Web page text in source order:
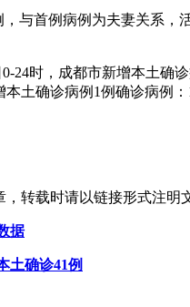
与首例病例为夫妻关系
24时，成都市新增本土
土确诊病例1例确诊病例
转载时请以链接形式注明
据
土确诊41例